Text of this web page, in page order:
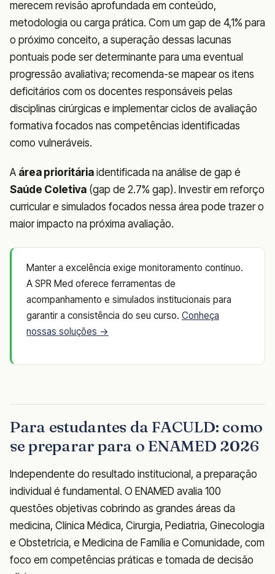
merecem revisão aprofundada em conteúdo,
metodologia ou carga prática. Com um gap de 4,1% para
o próximo conceito, a superação dessas lacunas
pontuais pode ser determinante para uma eventual
progressão avaliativa; recomenda-se mapear os itens
deficitários com os docentes responsáveis pelas
disciplinas cirúrgicas e implementar ciclos de avaliação
formativa focados nas competências identificadas
como vulneráveis.
A área prioritária identificada na análise de gap é
Saúde Coletiva (gap de 2.7% gap). Investir em reforço
curricular e simulados focados nessa área pode trazer o
maior impacto na próxima avaliação.
Manter a excelência exige monitoramento contínuo.
A SPR Med oferece ferramentas de
acompanhamento e simulados institucionais para
garantir a consistência do seu curso. Conheça
nossas soluções →
Para estudantes da FACULD: como
se preparar para o ENAMED 2026
Independente do resultado institucional, a preparação
individual é fundamental. O ENAMED avalia 100
questões objetivas cobrindo as grandes áreas da
medicina, Clínica Médica, Cirurgia, Pediatria, Ginecologia
e Obstetrícia, e Medicina de Família e Comunidade, com
foco em competências práticas e tomada de decisão